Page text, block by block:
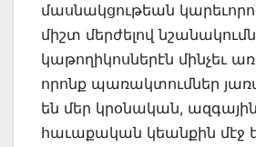
մասնակցութեան
միշտ մերժելով
կաթողիկոսներէն մինչեւ
որոնք պառակտումներ
են մեր կրօնական,
հաւաքական կեանքին մէջ